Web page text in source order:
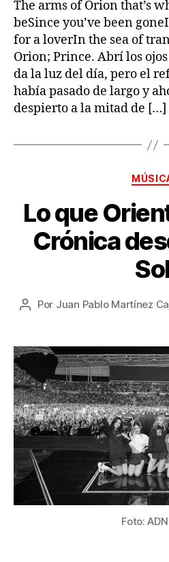
The arms of Orion that’s
beSince you’ve been
for a loverIn the sea of
Orion; Prince. Abrí los
da la luz del día, pero el
había pasado de largo y
despierto a la mitad de […]
Lo que
Crónica
Autor
publicación
Por Juan Pablo Martínez
Foto: